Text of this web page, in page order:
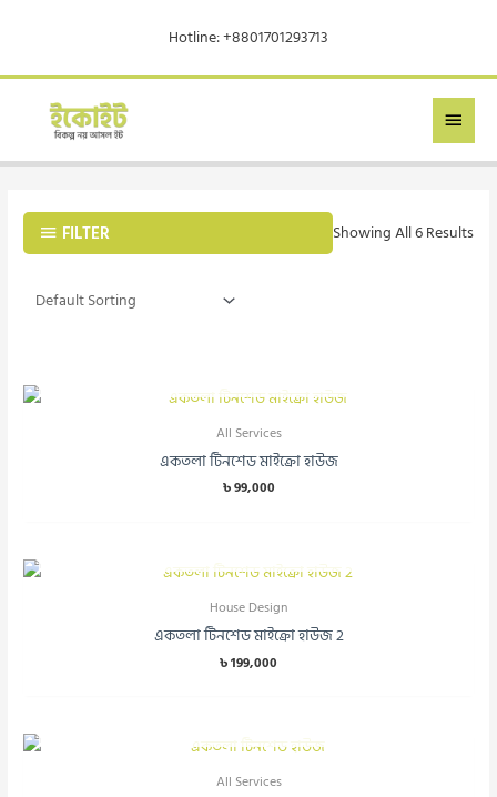
Hotline: +8801701293713
MAIN
FILTER Showing All 6 Results
All Services
একতলা টিনশেড মাইক্রো হাউজ
৳99,000
House Design
একতলা টিনশেড মাইক্রো হাউজ 2
৳199,000
All Services